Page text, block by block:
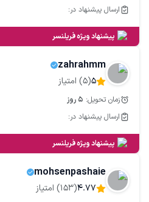
امکانات ویژه
فوری برجسته
فایل ها
1.54 MB
پیشنهاد ویژه فریلنسر
ارسال پیشنهاد در:
پیشنهاد ویژه فریلنسر
zahrahmm
5
(
5) امتیاز
زمان تحویل: 5 روز
ارسال پیشنهاد در:
mohsenpashaie
4.77
(
153) امتیاز